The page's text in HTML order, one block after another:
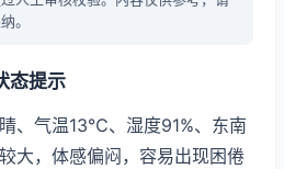
。
态提示
、气温13℃、湿度91%、东南
大，体感偏闷，容易出现困倦